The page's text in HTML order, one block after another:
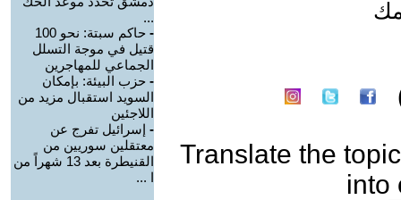
Translate the topic
into
...
-
حاكم سبتة: نحو 100
قتيل في موجة التسلل
الجماعي للمهاجرين
- حزب البيئة: بإمكان
السويد استقبال مزيد من
اللاجئين
- إسرائيل تفرج عن
معتقلين سوريين من
القنيطرة بعد 13 شهراً من
ا ...